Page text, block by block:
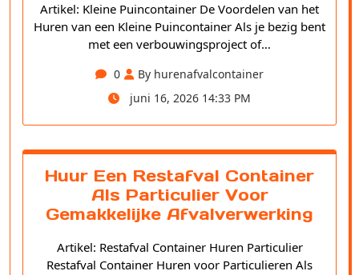
Artikel: Kleine Puincontainer De Voordelen van het
Huren van een Kleine Puincontainer Als je bezig bent
met een verbouwingsproject of…
0
By hurenafvalcontainer
juni 16, 2026 14:33 PM
Huur Een Restafval Container
Als Particulier Voor
Gemakkelijke Afvalverwerking
Artikel: Restafval Container Huren Particulier
Restafval Container Huren voor Particulieren Als